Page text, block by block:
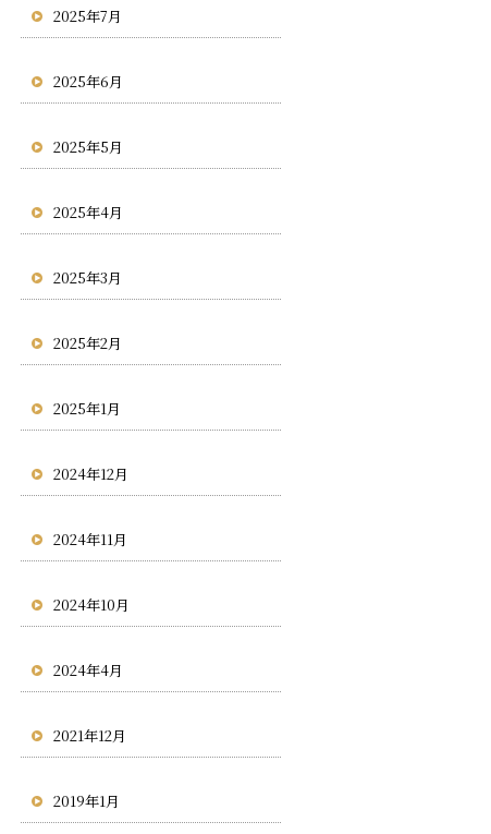
2025年7月
2025年6月
2025年5月
2025年4月
2025年3月
2025年2月
2025年1月
2024年12月
2024年11月
2024年10月
2024年4月
2021年12月
2019年1月